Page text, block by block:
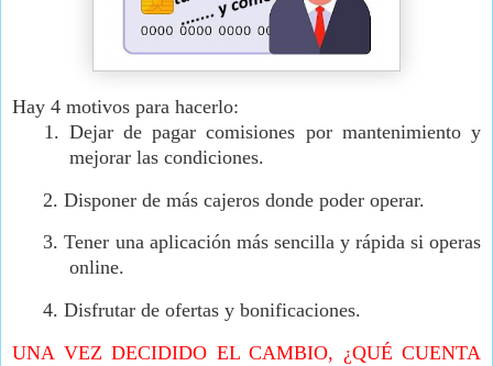
Hay 4 motivos para hacerlo:
1. Dejar de pagar comisiones por mantenimiento y
mejorar las condiciones.
2. Disponer de más cajeros donde poder operar.
3. Tener una aplicación más sencilla y rápida si operas
online.
4. Disfrutar de ofertas y bonificaciones.
UNA VEZ DECIDIDO EL CAMBIO, ¿QUÉ CUENTA